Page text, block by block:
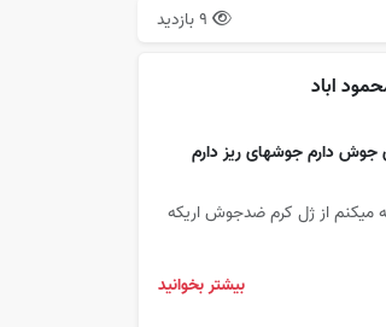
اباد
دارم جوشهای ریز دارم
میکنم از ژل کرم ضدجوش اریکه
بیشتر بخوانید